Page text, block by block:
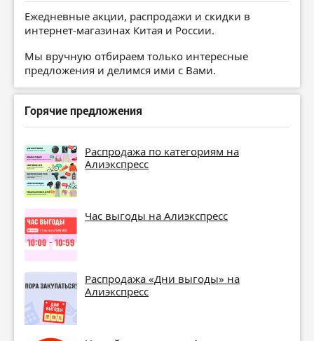
Ежедневные акции, распродажи и скидки в
интернет-магазинах Китая и России.
Мы вручную отбираем только интересные
предложения и делимся ими с Вами.
Горячие предложения
Распродажа по категориям на
Алиэкспресс
Час выгоды на Алиэкспресс
Распродажа «Дни выгоды» на
Алиэкспресс